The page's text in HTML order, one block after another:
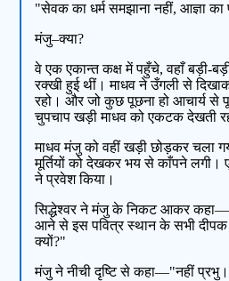
"सेवक का धर्म समझाना नहीं, आज्ञा
मंजु–क्या?
वे एक एकान्त कक्ष में पहुँचे, वहाँ बड़ी-
रक्खी हुई थीं। माधव ने उँगली से
रहो। और जो कुछ पूछना हो आचार्य
चुपचाप खड़ी माधव को एकटक देखती
माधव मंजु को वहीं खड़ी छोड़कर चला
मूर्तियों को देखकर भय से काँपने लगी।
ने प्रवेश किया।
सिद्धेश्वर ने मंजु के निकट आकर
आने से इस पवित्र स्थान के सभी दीपक
क्यों?"
मंजु ने नीची दृष्टि से कहा—"नहीं